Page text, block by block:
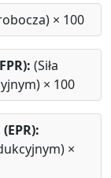
× 100
(Siła
× 100
×